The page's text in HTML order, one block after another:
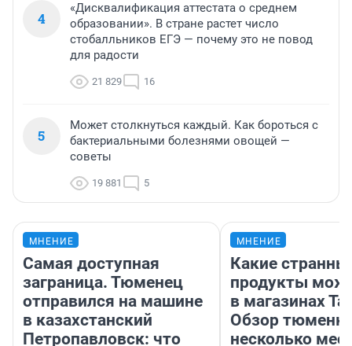
4
«Дисквалификация аттестата о среднем
образовании». В стране растет число
стобалльников ЕГЭ — почему это не повод
для радости
21 829 16
5
Может столкнуться каждый. Как бороться с
бактериальными болезнями овощей —
советы
19 881 5
МНЕНИЕ
Самая доступная
заграница. Тюменец
отправился на машине
в казахстанский
Петропавловск: что
МНЕНИЕ
Какие
продукты
в магазинах
Обзор
несколько